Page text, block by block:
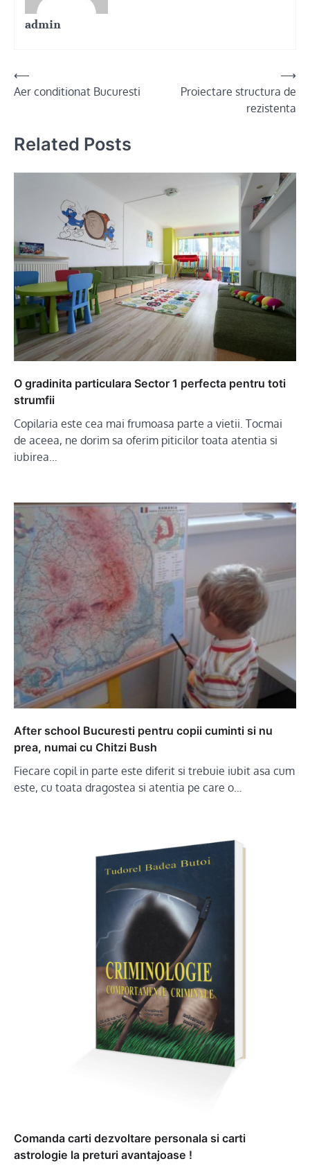
admin
Post
navigation
⟵
Aer conditionat Bucuresti
Proiectare structura de
rezistenta
⟶
Related Posts
O gradinita particulara Sector 1 perfecta pentru toti
strumfii
Copilaria este cea mai frumoasa parte a vietii. Tocmai
de aceea, ne dorim sa oferim piticilor toata atentia si
iubirea…
After school Bucuresti pentru copii cuminti si nu
prea, numai cu Chitzi Bush
Fiecare copil in parte este diferit si trebuie iubit asa cum
este, cu toata dragostea si atentia pe care o…
Comanda carti dezvoltare personala si carti
astrologie la preturi avantajoase !